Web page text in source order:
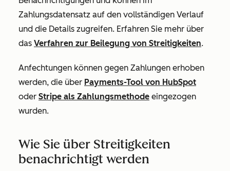
Zahlungsdatensatz auf den vollständigen Verlauf
und die Details zugreifen. Erfahren Sie mehr über
das Verfahren zur Beilegung von Streitigkeiten.
Anfechtungen können gegen Zahlungen erhoben
werden, die über Payments-Tool von HubSpot
oder Stripe als Zahlungsmethode eingezogen
wurden.
Wie Sie über Streitigkeiten
benachrichtigt werden